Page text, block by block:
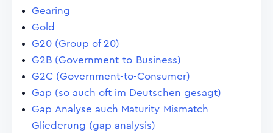
Gearing
Gold
G20 (Group of 20)
G2B (Government-to-Business)
G2C (Government-to-Consumer)
Gap (so auch oft im Deutschen gesagt)
Gap-Analyse auch Maturity-Mismatch-
Gliederung (gap analysis)